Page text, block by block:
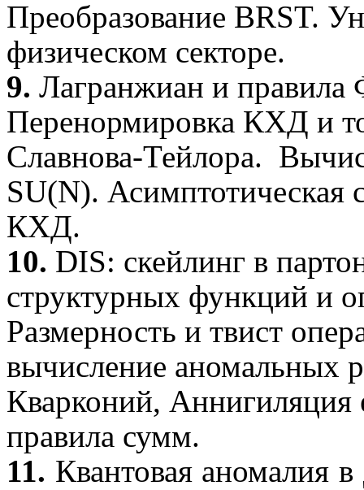
Преобразование BRST.
физическом секторе.
9. Лагранжиан и
Перенормировка КХД и
Славнова-Тейлора.
SU(N). Асимптотическая
КХД.
10. DIS: скейлинг в
структурных функций и
Размерность и твист
вычисление аномальных
Кварконий, Аннигиляция
правила сумм.
11. Квантовая аномалия